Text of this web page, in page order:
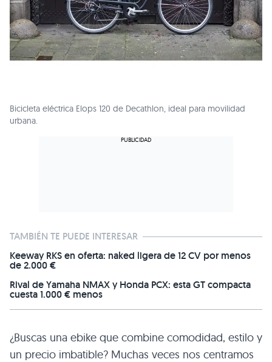
Bicicleta eléctrica Elops 120 de Decathlon, ideal para movilidad
urbana.
TAMBIÉN TE PUEDE INTERESAR
Keeway RKS en oferta: naked ligera de 12 CV por menos
de 2.000 €
Rival de Yamaha NMAX y Honda PCX: esta GT compacta
cuesta 1.000 € menos
¿Buscas una ebike que combine comodidad, estilo y
un precio imbatible? Muchas veces nos centramos